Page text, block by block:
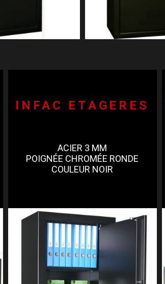
INFAC ETAGERES
ACIER 3 MM
POIGNÉE CHROMÉE RONDE
COULEUR NOIR